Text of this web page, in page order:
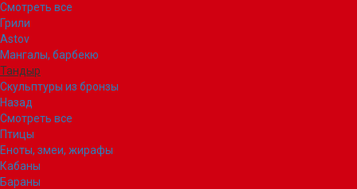
Смотреть все
Грили
Astov
Мангалы, барбекю
Тандыр
Скульптуры из бронзы
Назад
Смотреть все
Птицы
Еноты, змеи, жирафы
Кабаны
Бараны